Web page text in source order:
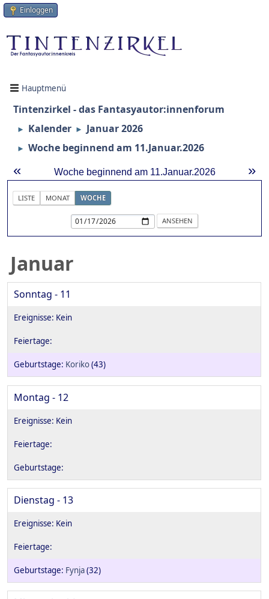
Einloggen
Hauptmenü
Tintenzirkel - das Fantasyautor:innenforum
► Kalender ► Januar 2026
► Woche beginnend am 11.Januar.2026
« »
Woche beginnend am 11.Januar.2026
LISTE MONAT WOCHE
Januar
Sonntag - 11
Koriko(43)
Montag - 12
Dienstag - 13
Fynja(32)